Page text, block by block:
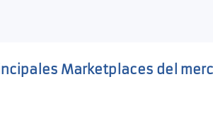
Marketplaces del